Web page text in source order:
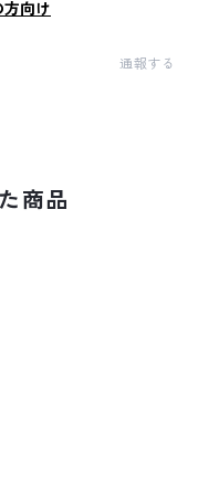
方向け
通報する
商品